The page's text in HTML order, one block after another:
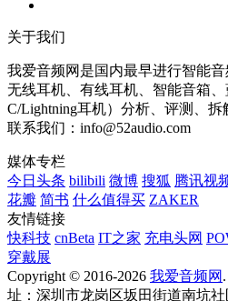
关于我们
我爱音频网是国内最早进行智能
无线耳机、有线耳机、智能音箱
C/Lightning耳机）分析、评测、拆
联系我们：info@52audio.com
媒体专栏
今日头条 bilibili 微博 搜狐 腾讯视
花瓣 简书 什么值得买 ZAKER
友情链接
快科技 cnBeta IT之家 充电头网
穿戴展
Copyright © 2016-2026 我爱音频网
址：深圳市龙岗区坂田街道南坑